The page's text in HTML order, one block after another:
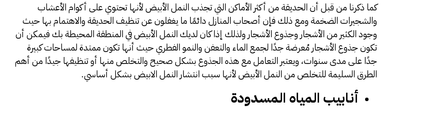
كما ذكرنا من قبل أن الحديقة من أكثر الأماكن التي تجذب النمل الأبيض لأنها تحتوي على أكوام الأعشاب
والشجيرات الضخمة ومع ذلك فإن أصحاب المنازل دائمًا ما يغفلون عن تنظيف الحديقة والاهتمام بها حيث
وجود الكثير من الأشجار وجذوع الأشجار ولذلك إذا كان لديك النمل الأبيض في المنطقة المحيطة بك فيمكن أن
تكون جذوع الأشجار مُعرضة جدًا لجمع الماء والتعفن والنمو الفطري حيث أنها تكون ممتدة لمساحات كبيرة
جدًا على مدى سنوات، ويعتبر التعامل مع هذه الجذوع بشكل صحيح والتخلص منها أو تنظيفها جيدًا من أهم
الطرق السليمة للتخلص من النمل الأبيض لأنها سبب انتشار النمل الابيض بشكل أساسي.
أنابيب المياه المسدودة